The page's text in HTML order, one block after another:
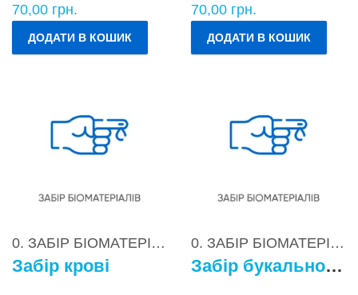
70,00 грн.
ДОДАТИ В КОШИК
70,00 грн.
ДОДАТИ В КОШИК
0. ЗАБІР БІОМАТЕРІАЛІВ
Забір крові
0. ЗАБІР БІОМАТЕРІАЛІВ
Забір букального епітелію